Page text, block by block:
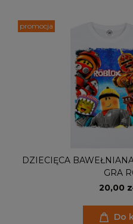
DZIECIĘCA
GRA
20,00
Do
promocja